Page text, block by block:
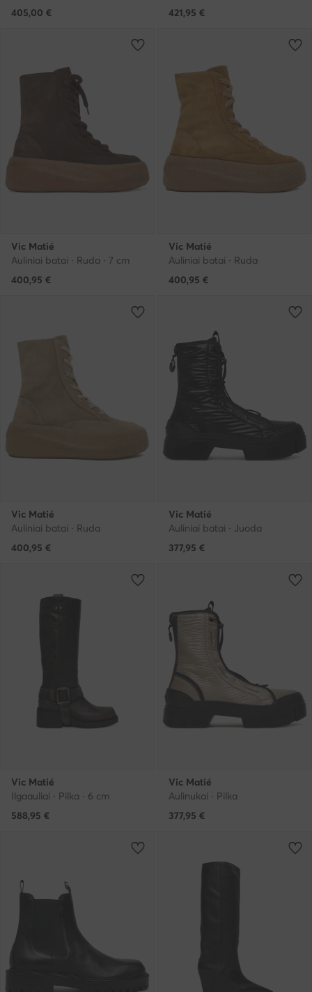
405,00 € 421,95 €
Vic Matié
Auliniai batai · Ruda · 7 cm
400,95 €
Vic Matié
Auliniai batai · Ruda
400,95 €
Vic Matié
Auliniai batai · Ruda
400,95 €
Vic Matié
Auliniai batai · Juoda
377,95 €
Vic Matié
Ilgaauliai · Pilka · 6 cm
588,95 €
Vic Matié
Aulinukai · Pilka
377,95 €